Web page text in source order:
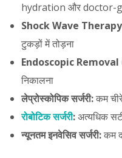
hydration और doctor-
Shock Wave Therapy
टुकड़ों में तोड़ना
Endoscopic Removal
निकालना
लेप्रोस्कोपिक सर्जरी:कम
रोबोटिक सर्जरी:अत्यधिक
न्यूनतम इनवेसिव सर्जरी:कम